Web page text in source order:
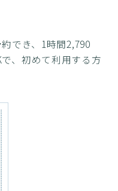
でき、1時間2,790
、初めて利用する方